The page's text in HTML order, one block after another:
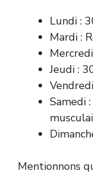
Lundi :
Mardi :
Jeudi :
Samedi
Mentionnons